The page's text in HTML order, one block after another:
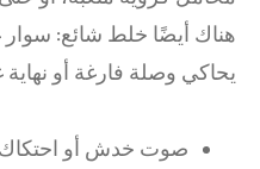
هناك أيضًا خلط شائع:
يحاكي وصلة فارغة أو نهاية
صوت خدش أو احتكاك